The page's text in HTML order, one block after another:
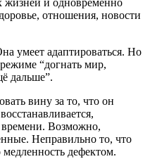
жизней и одновременно
отношения, новости
умеет адаптироваться. Но
“догнать мир,
дальше”.
вину за то, что он
Возможно,
Неправильно то, что
дефектом.